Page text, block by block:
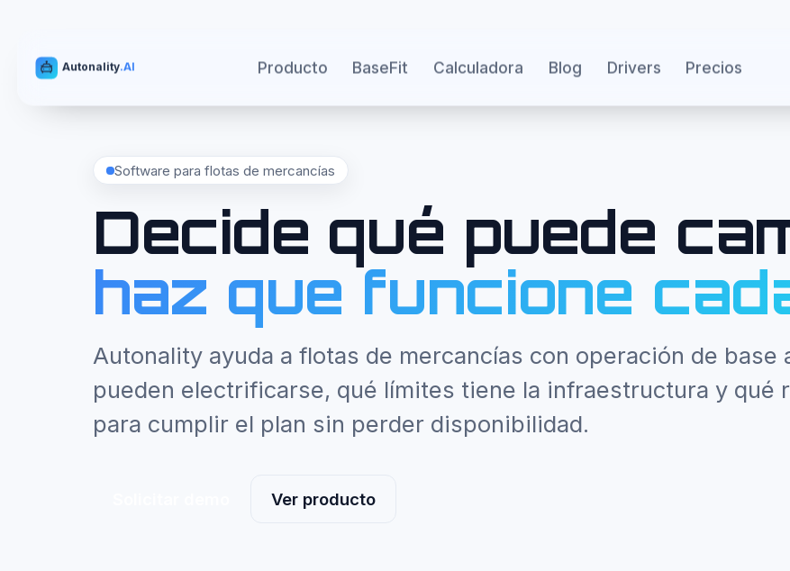
Autonality.AI Producto BaseFit Calculadora Blog Drivers Precios
Software para flotas de mercancías
Decide qué puede
haz que funcione
Autonality ayuda a flotas de mercancías con operación de
pueden electrificarse, qué límites tiene la infraestructura y qué
para cumplir el plan sin perder disponibilidad.
Ver producto